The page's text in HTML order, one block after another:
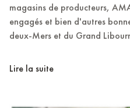
magasins de producteurs,
engagés et bien d'autres
deux-Mers et du Grand
Lire la suite